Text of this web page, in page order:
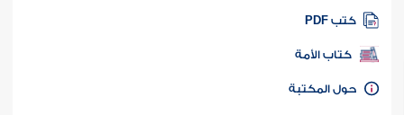
كتب PDF
كتاب الأمة